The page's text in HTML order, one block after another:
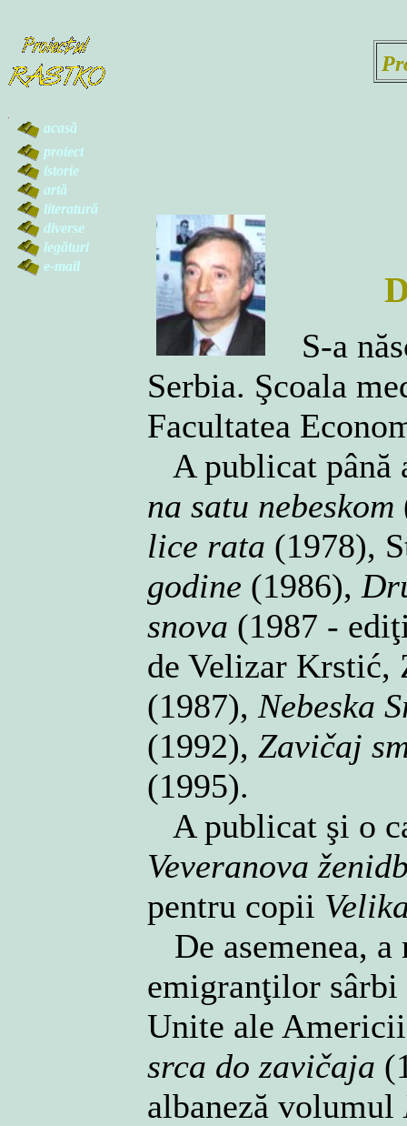
acasă
proiect
istorie
artă
literatură
diverse
legături
e-mail
S-a
Serbia. Şcoala
Facultatea
A publicat până
na satu nebeskom
lice rata (1978),
godine (1986),
snova (1987 -
de Velizar Krstić,
(1987), Nebeska
(1992), Zavičaj
(1995).
A publicat şi o
Veveranova
pentru copii
De asemenea, a
emigranţilor sârbi
Unite ale
srca do zavičaja
albaneză volumul